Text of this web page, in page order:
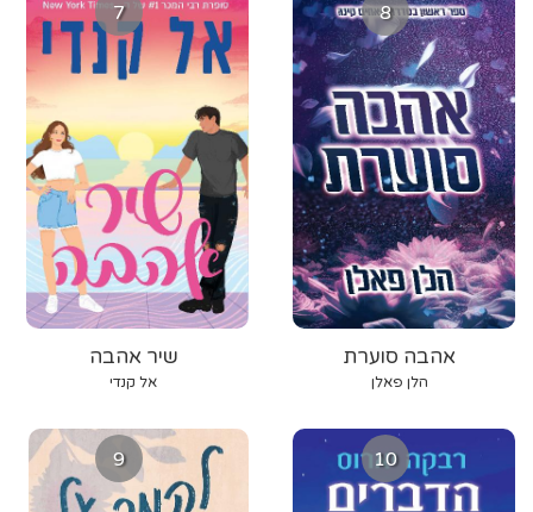
7
שיר אהבה
אל קנדי
8
אהבה סוערת
הלן פאלן
9 10